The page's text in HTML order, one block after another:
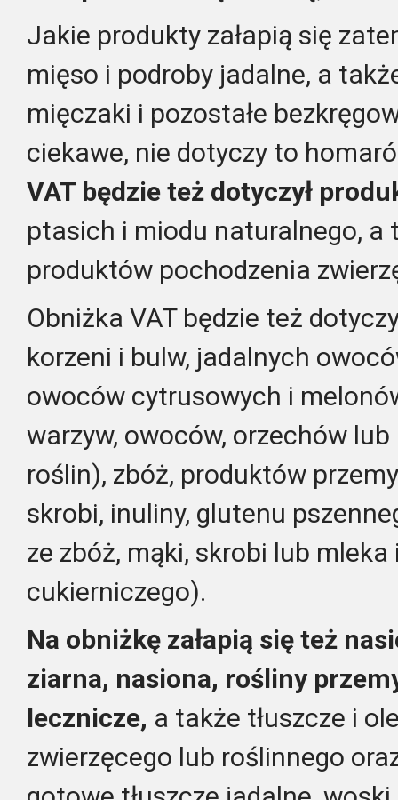
Jakie produkty załapią się
mięso i podroby jadalne, a
mięczaki i pozostałe
ciekawe, nie dotyczy to
VAT będzie też dotyczył
ptasich i miodu naturalnego, a
produktów pochodzenia
Obniżka VAT będzie też
korzeni i bulw, jadalnych
owoców cytrusowych i
warzyw, owoców, orzechów
roślin), zbóż, produktów
skrobi, inuliny, glutenu
ze zbóż, mąki, skrobi lub mleka
cukierniczego).
Na obniżkę załapią się też
ziarna, nasiona, rośliny
lecznicze, a także tłuszcze i
zwierzęcego lub roślinnego